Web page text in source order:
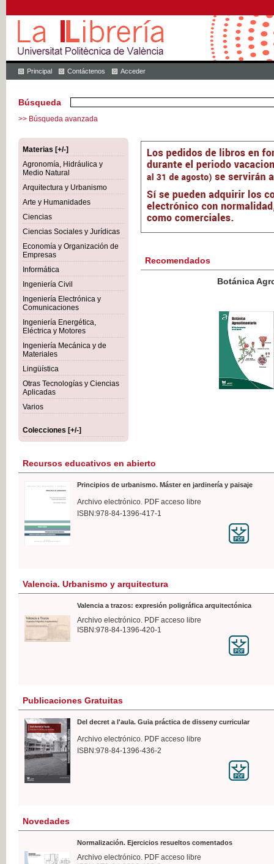
Principal Contáctenos Acceder
Búsqueda
>> Búsqueda avanzada
Materias [+/-]
Agronomía, Hidráulica y
Medio Natural
Arquitectura y Urbanismo
Arte y Humanidades
Ciencias
Ciencias Sociales y Jurídicas
Economía y Organización de
Empresas
Informática
Ingeniería Civil
Ingeniería Electrónica y
Comunicaciones
Ingeniería Energética,
Eléctrica y Motores
Ingeniería Mecánica y de
Materiales
Lingüística
Otras Tecnologías y Ciencias
Aplicadas
Varios
Colecciones [+/-]
Recomendados
Botánica Agroalimentaria
IVA
Recursos educativos en abierto
Principios de urbanismo. Máster en jardinería y paisaje
Archivo electrónico. PDF acceso libre
ISBN:978-84-1396-417-1
Valencia. Urbanismo y arquitectura
Valencia a trazos: expresión poligráfica arquitectónica
Archivo electrónico. PDF acceso libre
ISBN:978-84-1396-420-1
Publicaciones Gratuitas
Del decret a l'aula. Guia práctica de disseny curricular
Archivo electrónico. PDF acceso libre
ISBN:978-84-1396-436-2
Novedades
Normalización. Ejercicios resueltos comentados
Archivo electrónico. PDF acceso libre